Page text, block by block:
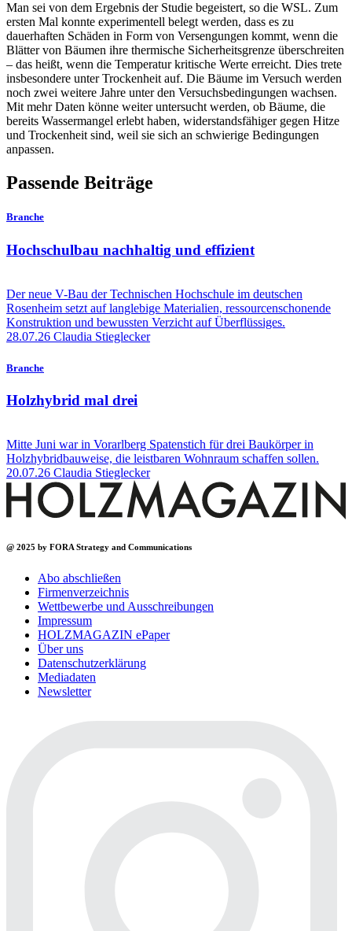
Man sei von dem Ergebnis der Studie begeistert, so die WSL. Zum
ersten Mal konnte experimentell belegt werden, dass es zu
dauerhaften Schäden in Form von Versengungen kommt, wenn die
Blätter von Bäumen ihre thermische Sicherheitsgrenze überschreiten
– das heißt, wenn die Temperatur kritische Werte erreicht. Dies trete
insbesondere unter Trockenheit auf. Die Bäume im Versuch werden
noch zwei weitere Jahre unter den Versuchsbedingungen wachsen.
Mit mehr Daten könne weiter untersucht werden, ob Bäume, die
bereits Wassermangel erlebt haben, widerstandsfähiger gegen Hitze
und Trockenheit sind, weil sie sich an schwierige Bedingungen
anpassen.
Passende Beiträge
Branche
Hochschulbau nachhaltig und effizient
Der neue V-Bau der Technischen Hochschule im deutschen
Rosenheim setzt auf langlebige Materialien, ressourcenschonende
Konstruktion und bewussten Verzicht auf Überflüssiges.
28.07.26 Claudia Stieglecker
Branche
Holzhybrid mal drei
Mitte Juni war in Vorarlberg Spatenstich für drei Baukörper in
Holzhybridbauweise, die leistbaren Wohnraum schaffen sollen.
20.07.26 Claudia Stieglecker
@ 2025 by FORA Strategy and Communications
Abo abschließen
Firmenverzeichnis
Wettbewerbe und Ausschreibungen
Impressum
HOLZMAGAZIN ePaper
Über uns
Datenschutzerklärung
Mediadaten
Newsletter